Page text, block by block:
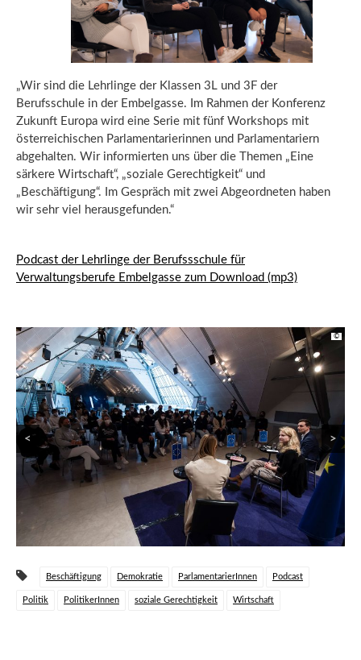
„Wir sind die Lehrlinge der Klassen 3L und 3F der
Berufsschule in der Embelgasse. Im Rahmen der Konferenz
Zukunft Europa wird eine Serie mit fünf Workshops mit
österreichischen Parlamentarierinnen und Parlamentariern
abgehalten. Wir informierten uns über die Themen „Eine
särkere Wirtschaft“, „soziale Gerechtigkeit“ und
„Beschäftigung“. Im Gespräch mit zwei Abgeordneten haben
wir sehr viel herausgefunden.“
Podcast der Lehrlinge der Berufssschule für
Verwaltungsberufe Embelgasse zum Download (mp3)
©
©
©
< >
Beschäftigung Demokratie ParlamentarierInnen Podcast
Politik PolitikerInnen soziale Gerechtigkeit Wirtschaft